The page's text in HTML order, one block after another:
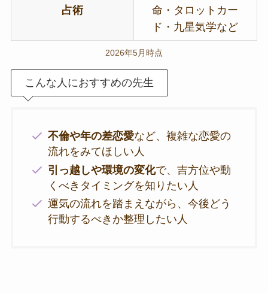
占術
命・タロットカー
ド・九星気学など
2026年5月時点
こんな人におすすめの先生
不倫や年の差恋愛など、複雑な恋愛の
流れをみてほしい人
引っ越しや環境の変化で、吉方位や動
くべきタイミングを知りたい人
運気の流れを踏まえながら、今後どう
行動するべきか整理したい人